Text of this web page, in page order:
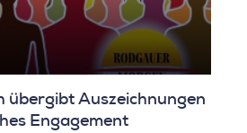
übergibt Auszeichnungen
Engagement